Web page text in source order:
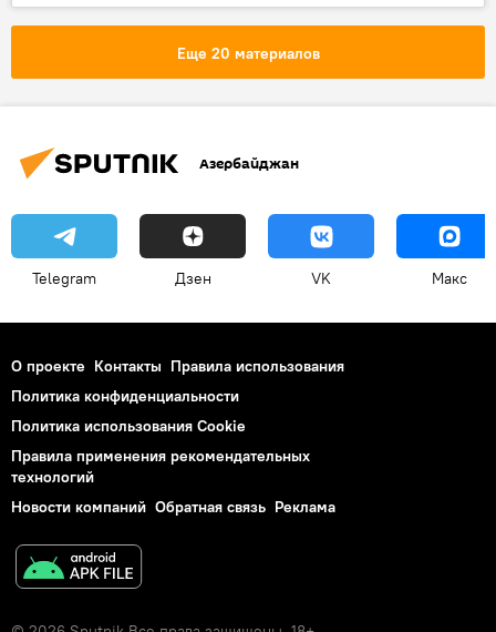
Политика
выборы
инаугурация
Еще 20 материалов
Азербайджан
Telegram Дзен VK Макс
О проекте Контакты Правила использования
Политика конфиденциальности
Политика использования Cookie
Правила применения рекомендательных
технологий
Новости компаний Обратная связь Реклама